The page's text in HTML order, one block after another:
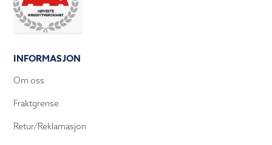
INFORMASJON
Om oss
Fraktgrense
Retur/Reklamasjon